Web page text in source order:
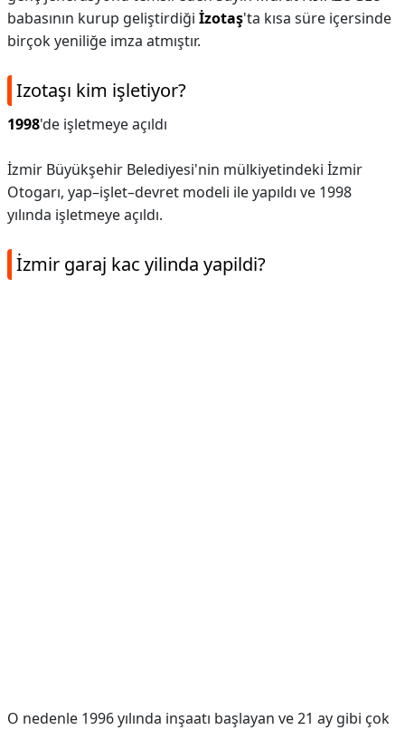
babasının kurup geliştirdiği İzotaş'ta kısa süre içersinde
birçok yeniliğe imza atmıştır.
Izotaşı kim işletiyor?
1998'de işletmeye açıldı
İzmir Büyükşehir Belediyesi'nin mülkiyetindeki İzmir
Otogarı, yap–işlet–devret modeli ile yapıldı ve 1998
yılında işletmeye açıldı.
İzmir garaj kac yilinda yapildi?
O nedenle 1996 yılında inşaatı başlayan ve 21 ay gibi çok